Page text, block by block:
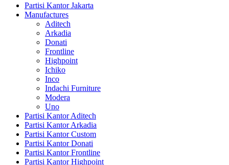
Partisi Kantor Jakarta
Manufactures
Aditech
Arkadia
Donati
Frontline
Highpoint
Ichiko
Inco
Indachi Furniture
Modera
Uno
Partisi Kantor Aditech
Partisi Kantor Arkadia
Partisi Kantor Custom
Partisi Kantor Donati
Partisi Kantor Frontline
Partisi Kantor Highpoint